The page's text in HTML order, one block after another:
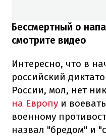
Бессмертный о
смотрите видео
Интересно, что в
российский
России, мол, нет
на Европу и
военному
назвал "бредом" и